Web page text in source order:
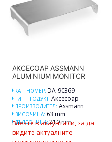
АКСЕСОАР ASSMANN
ALUMINIUM MONITOR
КАТ. НОМЕР: DA-90369
ТИП ПРОДУКТ: Аксесоар
ПРОИЗВОДИТЕЛ: Assmann
ВИСОЧИНА: 63 mm
ДЪЛБОЧИНА:210 mm
Влезте в акаунта си, за да
видите актуалните